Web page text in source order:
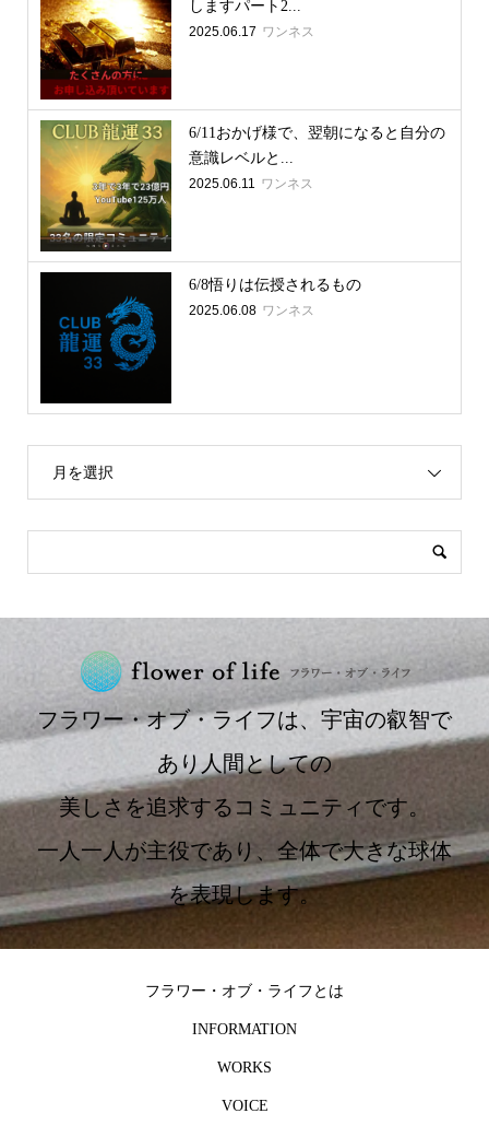
しますパート2...
2025.06.17 ワンネス
6/11おかげ様で、翌朝になると自分の
意識レベルと...
2025.06.11 ワンネス
6/8悟りは伝授されるもの
2025.06.08 ワンネス
月を選択
フラワー・オブ・ライフは、宇宙の叡智で
あり人間としての
美しさを追求するコミュニティです。
一人一人が主役であり、全体で大きな球体
を表現します。
フラワー・オブ・ライフとは
INFORMATION
WORKS
VOICE